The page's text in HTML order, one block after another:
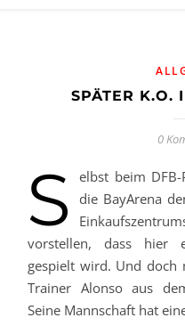
SPÄTER K.O.
0
S
elbst beim
die BayArena
vorstellen, dass hier
gespielt wird. Und doch
Trainer Alonso aus
Seine Mannschaft hat